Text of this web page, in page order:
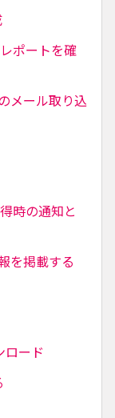
ポートを確
メール取り込
時の通知と
を掲載する
ロード